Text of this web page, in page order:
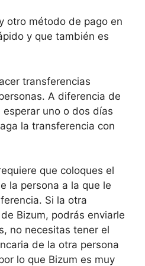
otro método de pago en
y que también es
transferencias
A diferencia de
esperar uno o dos días
la transferencia con
que coloques el
la persona a la que le
Si la otra
Bizum, podrás enviarle
no necesitas tener el
de la otra persona
lo que Bizum es muy